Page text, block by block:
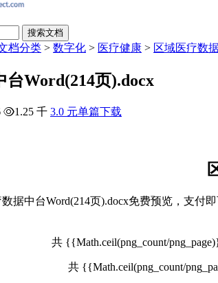
搜索文档
档分类 > 数字化 > 医疗健康 > 区域医疗数
台Word(214页).docx
1.25 千 3.0 元单篇下载
据中台Word(214页).docx免费预览，支付
共 {{Math.ceil(png_count/
共 {{Math.ceil(png_count/